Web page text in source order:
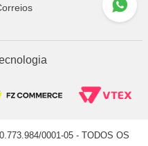
0001-05 - TODOS OS